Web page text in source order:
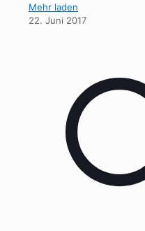
Mehr laden
22. Juni 2017